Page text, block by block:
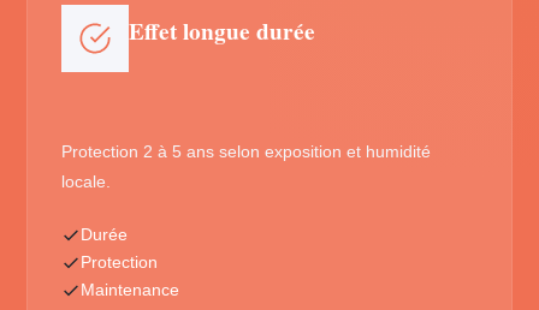
Effet longue durée
Protection 2 à 5 ans selon exposition et humidité
locale.
Durée
Protection
Maintenance